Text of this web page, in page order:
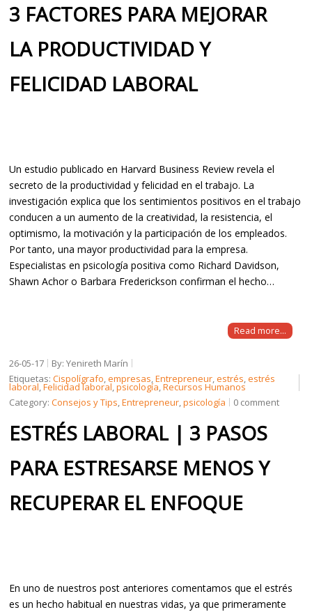
3 FACTORES PARA MEJORAR
LA PRODUCTIVIDAD Y
FELICIDAD LABORAL
Un estudio publicado en Harvard Business Review revela el
secreto de la productividad y felicidad en el trabajo. La
investigación explica que los sentimientos positivos en el trabajo
conducen a un aumento de la creatividad, la resistencia, el
optimismo, la motivación y la participación de los empleados.
Por tanto, una mayor productividad para la empresa.
Especialistas en psicología positiva como Richard Davidson,
Shawn Achor o Barbara Frederickson confirman el hecho…
Read more...
26-05-17
By: Yenireth Marín
Etiquetas:Cispolígrafo,empresas,Entrepreneur,estrés,estrés
laboral,Felicidad laboral,psicología,Recursos Humanos
Category:Consejos y Tips,Entrepreneur,psicología 0 comment
ESTRÉS LABORAL | 3 PASOS
PARA ESTRESARSE MENOS Y
RECUPERAR EL ENFOQUE
En uno de nuestros post anteriores comentamos que el estrés
es un hecho habitual en nuestras vidas, ya que primeramente